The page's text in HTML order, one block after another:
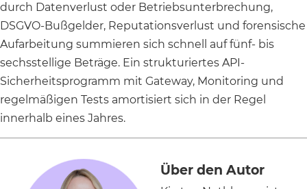
durch Datenverlust oder Betriebsunterbrechung,
DSGVO-Bußgelder, Reputationsverlust und forensische
Aufarbeitung summieren sich schnell auf fünf- bis
sechsstellige Beträge. Ein strukturiertes API-
Sicherheitsprogramm mit Gateway, Monitoring und
regelmäßigen Tests amortisiert sich in der Regel
innerhalb eines Jahres.
Über den Autor